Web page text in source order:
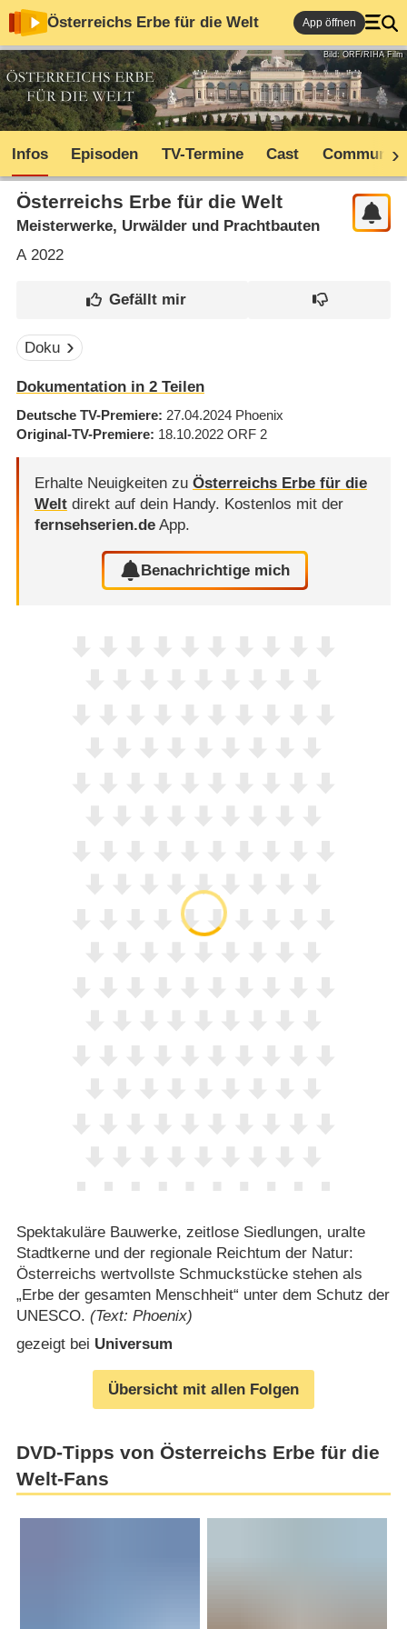
Österreichs Erbe für die Welt App öffnen
Bild: ORF/RIHA Film
Infos Episoden TV-Termine Cast Community
Österreichs Erbe für die Welt
Meisterwerke, Urwälder und Prachtbauten
A2022
Doku
Dokumentation in 2 Teilen
Deutsche TV-Premiere 27.04.2024 Phoenix
Original-TV-Premiere 18.10.2022 ORF 2
Erhalte Neuigkeiten zu Österreichs Erbe für die
Weltdirekt auf dein Handy. Kostenlos mit der
fernsehserien.deApp.
Benachrichtige mich
Spektakuläre Bauwerke, zeitlose Siedlungen, uralte
Stadtkerne und der regionale Reichtum der Natur:
Österreichs wertvollste Schmuckstücke stehen als
„Erbe der gesamten Menschheit“ unter dem Schutz der
UNESCO. (Text: Phoenix)
gezeigt bei Universum
Übersicht mit allen Folgen
DVD-Tipps von Österreichs Erbe für die
Welt-Fans